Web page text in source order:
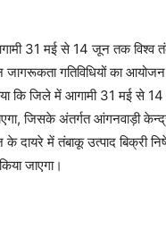
31 मई से 14 जून तक विश्व
जागरूकता गतिविधियों का आयोजन
कि जिले में आगामी 31 मई से
जिसके अंतर्गत आंगनवाड़ी
दायरे में तंबाकू उत्पाद बिक्री
जाएगा।